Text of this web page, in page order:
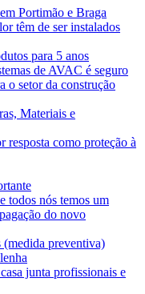
Portimão e Braga
têm de ser instalados
para 5 anos
de AVAC é seguro
o setor da construção
Materiais e
resposta como proteção à
todos nós temos um
do novo
(medida preventiva)
junta profissionais e